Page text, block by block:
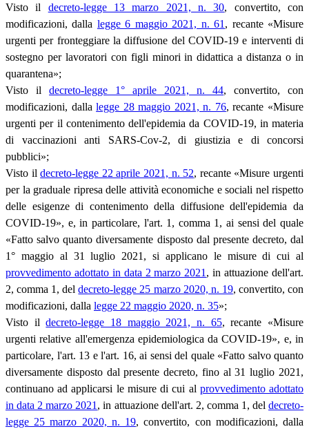
Visto il decreto-legge 13 marzo 2021, n. 30, convertito, con
modificazioni, dalla legge 6 maggio 2021, n. 61 , recante «Misure
urgenti per fronteggiare la diffusione del COVID-19 e interventi di
sostegno per lavoratori con figli minori in didattica a distanza o in
quarantena»;
Visto il decreto-legge 1° aprile 2021, n. 44, convertito, con
modificazioni, dallalegge 28 maggio 2021, n. 76, recante «Misure
urgenti per il contenimento dell'epidemia da COVID-19, in materia
di vaccinazioni anti SARS-Cov-2, di giustizia e di concorsi
pubblici»;
Visto ildecreto-legge 22 aprile 2021, n. 52, recante «Misure urgenti
per la graduale ripresa delle attività economiche e sociali nel rispetto
delle esigenze di contenimento della diffusione dell'epidemia da
COVID-19», e, in particolare, l'art. 1, comma 1, ai sensi del quale
«Fatto salvo quanto diversamente disposto dal presente decreto, dal
1° maggio al 31 luglio 2021, si applicano le misure di cui al
provvedimento adottato in data 2 marzo 2021 , in attuazione dell'art.
2, comma 1, deldecreto-legge 25 marzo 2020, n. 19, convertito, con
modificazioni, dalla legge 22 maggio 2020, n. 35»;
Visto ildecreto-legge 18 maggio 2021, n. 65, recante «Misure
urgenti relative all'emergenza epidemiologica da COVID-19», e, in
particolare, l'art. 13 e l'art. 16, ai sensi del quale «Fatto salvo quanto
diversamente disposto dal presente decreto, fino al 31 luglio 2021,
continuano ad applicarsi le misure di cui al provvedimento adottato
in data 2 marzo 2021 , in attuazione dell'art. 2, comma 1, deldecreto-
legge 25 marzo 2020, n. 19, convertito, con modificazioni, dalla